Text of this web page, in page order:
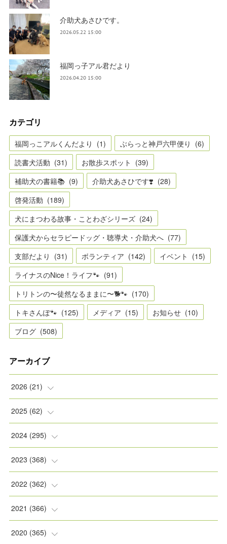
介助犬あさひです。
2026.05.22 15:00
福岡っ子アル君だより
2026.04.20 15:00
カテゴリ
福岡っこアルくんだより (1) ぶらっと神戸六甲便り (6)
読書犬活動 (31) お散歩スポット (39)
補助犬の書籍📚 (9) 介助犬あさひです❣️ (28)
啓発活動 (189)
犬にまつわる故事・ことわざシリーズ (24)
保護犬からセラピードッグ・聴導犬・介助犬へ (77)
支部だより (31) ボランティア (142) イベント (15)
ライナスのNice！ライフ🐾 (91)
トリトンの〜徒然なるままに〜🐕🐾 (170)
トキさんぽ🐾 (125) メディア (15) お知らせ (10)
ブログ (508)
アーカイブ
2026 (21)
(2)
(2)
(2)
(5)
( 3 )
2025 (62)
(8)
(5)
(9)
(1)
( 1)
2024 (295)
(8)
(11)
(11)
(22)
2023 (368)
(31)
(30)
(31)
2022 (362)
(30)
(30)
2021 (366)
(31)
2020 (365)